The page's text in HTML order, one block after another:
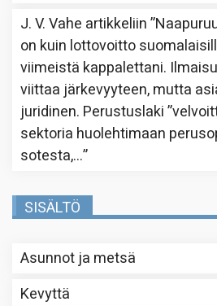
J. V. Vahe artikkeliin
on kuin lottovoitto
viimeistä kappalettani.
viittaa järkevyyteen, mutta
juridinen. Perustuslaki
sektoria huolehtimaan
sotesta,…”
SISÄLTÖ
Asunnot ja metsä
Kevyttä